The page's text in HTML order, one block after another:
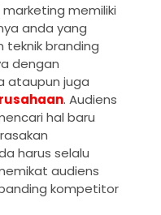
memiliki
anda yang
teknik branding
dengan
ataupun juga
. Audiens
hal baru
harus selalu
audiens
kompetitor